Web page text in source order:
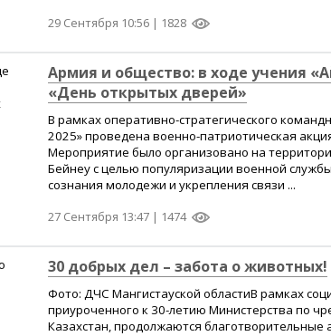
29 Сентября 10:56 | 1828
Армия и общество: в ходе учения
«День открытых дверей»
В рамках оперативно-стратегического
2025» проведена военно-патриотическая
Мероприятие было организовано на
Бейнеу с целью популяризации военной
сознания молодежи и укрепления связи ...
27 Сентября 13:47 | 1474
30 добрых дел – забота о животных!
Фото: ДЧС Мангистауской областиВ рамках
приуроченного к 30-летию Министерства по
Казахстан, продолжаются благотворительные